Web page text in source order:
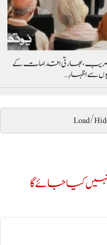
تقریب، بھارتی اقدامات کے
سے اظہارِ…
Load/
کیا جائے گا